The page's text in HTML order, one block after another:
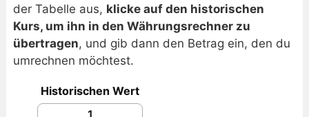
der Tabelle aus, klicke auf den historischen
Kurs, um ihn in den Währungsrechner zu
übertragen, und gib dann den Betrag ein, den du
umrechnen möchtest.
Historischen Wert